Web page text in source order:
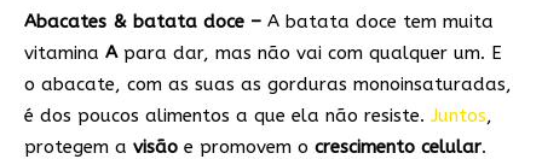
Abacates & batata doce – A batata doce tem muita
vitamina Apara dar, mas não vai com qualquer um. E
o abacate, com as suas as gorduras monoinsaturadas,
é dos poucos alimentos a que ela não resiste. Juntos,
protegem a visão e promovem o crescimento celular.